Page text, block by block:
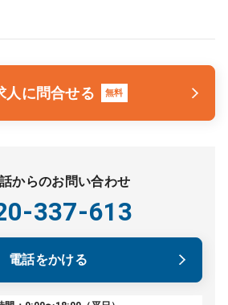
人に問合せる 無料
からのお問い合わせ
337-613
電話をかける